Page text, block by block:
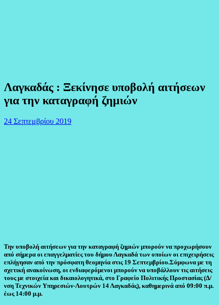
Λαγκαδάς : Ξεκίνησε υποβολή αιτήσεων
για την καταγραφή ζημιών
24 Σεπτεμβρίου 2019
Την υποβολή αιτήσεων για την καταγραφή ζημιών μπορούν να προχωρήσουν
από σήμερα οι επαγγελματίες του δήμου Λαγκαδά των οποίων οι επιχειρήσεις
επλήγησαν από την πρόσφατη θεομηνία στις 19 Σεπτεμβρίου.Σύμφωνα με τη
σχετική ανακοίνωση, οι ενδιαφερόμενοι μπορούν να υποβάλλουν τις αιτήσεις
τους με στοιχεία και δικαιολογητικά, στο Γραφείο Πολιτικής Προστασίας (Δ/
νση Τεχνικών Υπηρεσιών-Λουτρών 14 Λαγκαδάς), καθημερινά από 09:00 π.μ.
έως 14:00 μ.μ.